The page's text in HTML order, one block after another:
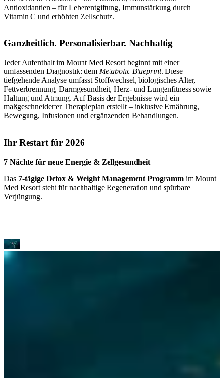
Antioxidantien – für Leberentgiftung, Immunstärkung durch
Vitamin C und erhöhten Zellschutz.
Ganzheitlich. Personalisierbar. Nachhaltig
Jeder Aufenthalt im Mount Med Resort beginnt mit einer
umfassenden Diagnostik: dem Metabolic Blueprint. Diese
tiefgehende Analyse umfasst Stoffwechsel, biologisches Alter,
Fettverbrennung, Darmgesundheit, Herz- und Lungenfitness sowie
Haltung und Atmung. Auf Basis der Ergebnisse wird ein
maßgeschneiderter Therapieplan erstellt – inklusive Ernährung,
Bewegung, Infusionen und ergänzenden Behandlungen.
Ihr Restart für 2026
7 Nächte für neue Energie & Zellgesundheit
Das 7-tägige Detox & Weight Management Programm im Mount
Med Resort steht für nachhaltige Regeneration und spürbare
Verjüngung.